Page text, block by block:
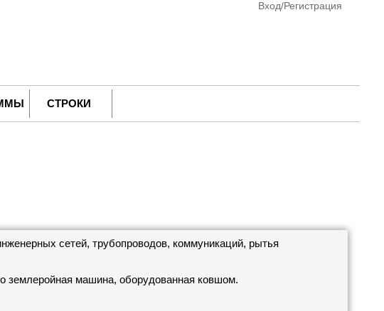
Вход/Регистрация
СТРОКИ
сетей, трубопроводов, коммуникаций, рытья
землеройная машина, оборудованная ковшом.